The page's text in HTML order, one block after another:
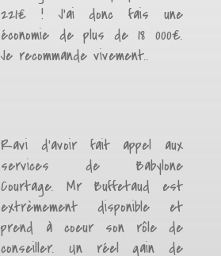
221€ ! J’ai donc fais une
économie de plus de 18 000€.
Je recommande vivement..
Ravi d’avoir fait appel aux
services de Babylone
Courtage. Mr Buffetaud est
extrèmement disponible et
prend à coeur son rôle de
conseiller. Un réel gain de